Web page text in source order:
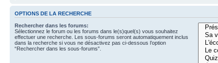
OPTIONS DE LA RECHERCHE
Rechercher dans les forums:
Sélectionnez le forum ou les forums dans le(s)quel(s) vous souhaitez
effectuer une recherche. Les sous-forums seront automatiquement inclus
dans la recherche si vous ne désactivez pas ci-dessous l’option
“Rechercher dans les sous-forums”.